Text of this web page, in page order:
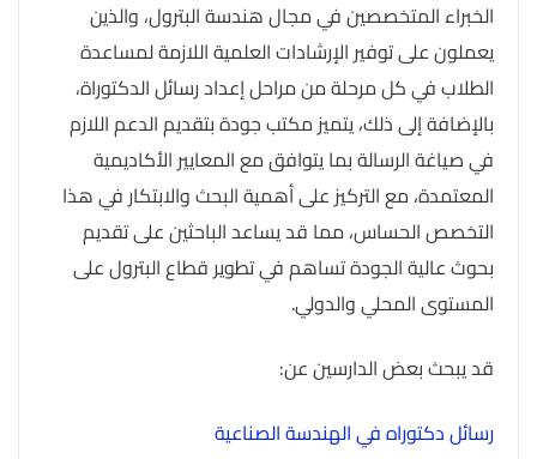
الخبراء المتخصصين في مجال هندسة البترول، والذين
يعملون على توفير الإرشادات العلمية اللازمة لمساعدة
الطلاب في كل مرحلة من مراحل إعداد رسائل الدكتوراة،
بالإضافة إلى ذلك، يتميز مكتب جودة بتقديم الدعم اللازم
في صياغة الرسالة بما يتوافق مع المعايير الأكاديمية
المعتمدة، مع التركيز على أهمية البحث والابتكار في هذا
التخصص الحساس، مما قد يساعد الباحثين على تقديم
بحوث عالية الجودة تساهم في تطوير قطاع البترول على
المستوى المحلي والدولي.
قد يبحث بعض الدارسين عن:
رسائل دكتوراه في الهندسة الصناعية